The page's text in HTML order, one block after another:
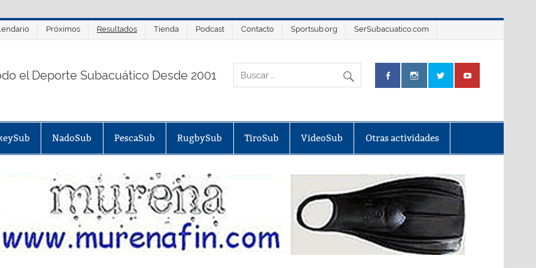
Próximos Resultados Tienda Podcast Contacto Sportsub.org SerSubacuatico.com
el Deporte Subacuático Desde 2001
NadoSub PescaSub RugbySub TiroSub VideoSub Otras actividades